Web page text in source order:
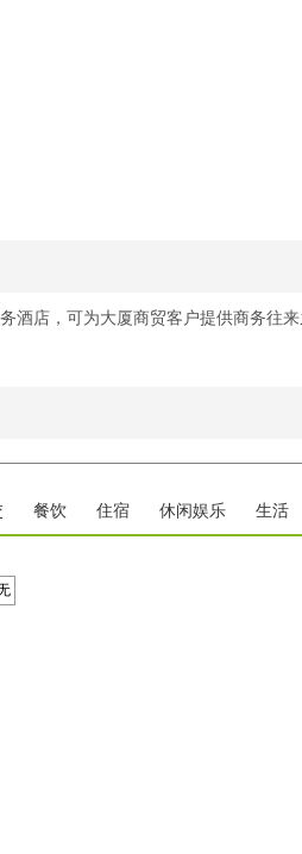
酒店，可为大厦商贸客户提供商务往
餐饮 住宿 休闲娱乐 生活